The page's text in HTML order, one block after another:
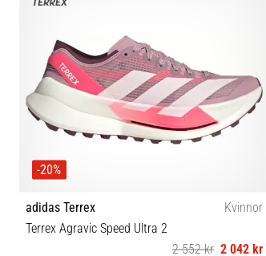
-20%
adidas Terrex
Kvinnor
Terrex Agravic Speed Ultra 2
2 552 kr 2 042 kr